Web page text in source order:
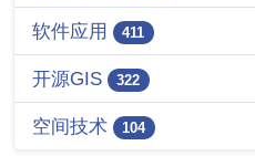
软件应用 411
开源GIS 322
空间技术 104